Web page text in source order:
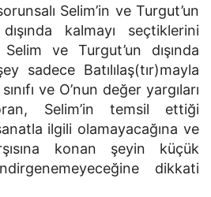
Selim’in ve Turgut’un
kalmayı seçtiklerini
ve Turgut’un dışında
sadece Batılılaş(tır)mayla
ve O’nun değer yargıları
Selim’in temsil ettiği
ilgili olamayacağına ve
konan şeyin küçük
dikkati